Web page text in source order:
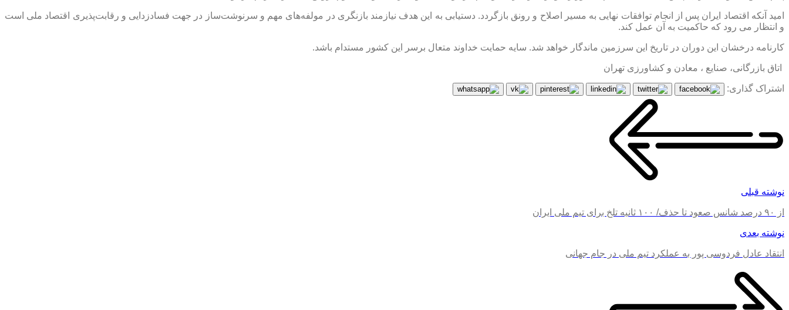
امید آنکه اقتصاد ایران پس از انجام توافقات نهایی به مسیر اصلاح و رونق بازگردد. دستیابی به این هدف نیازمند بازنگری در مولفه‌های مهم و سرنوشت‌ساز در جهت فسادزدایی و رقابت‌پذیری اقتصاد ملی است
و انتظار می رود که حاکمیت به آن عمل کند.
‌کارنامه درخشان این دوران در تاریخ این سرزمین ماندگار خواهد شد. سایه حمایت خداوند متعال برسر این کشور مستدام باشد.
اتاق بازرگانی، صنایع ، معادن و کشاورزی تهران
اشتراک گذاری:
نوشته قبلی
از ۹۰ درصد شانس صعود تا حذف/ ۱۰۰ ثانیه تلخ برای تیم ملی ایران
نوشته بعدی
انتقاد عادل فردوسی پور به عملکرد تیم ملی در جام جهانی